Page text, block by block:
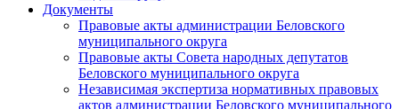
Документы
Правовые акты администрации Беловского
муниципального округа
Правовые акты Совета народных депутатов
Беловского муниципального округа
Независимая экспертиза нормативных правовых
актов администрации Беловского муниципального